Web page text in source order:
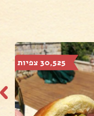
30,525 צפיות